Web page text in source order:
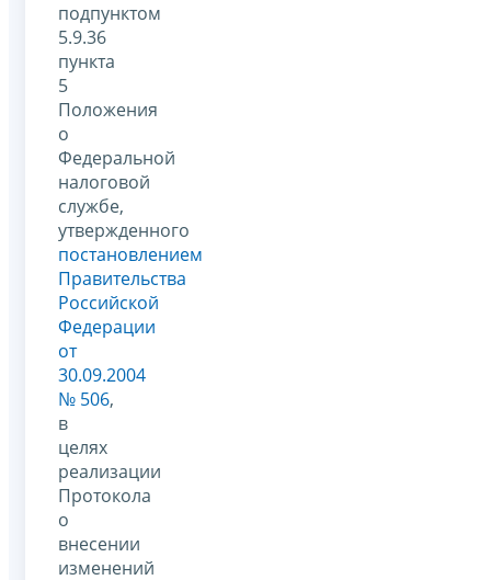
подпунктом
5.9.36
пункта
5
Положения
о
Федеральной
налоговой
службе,
утвержденного
постановлением
Правительства
Российской
Федерации
от
30.09.2004
№ 506,
в
целях
реализации
Протокола
о
внесении
изменений